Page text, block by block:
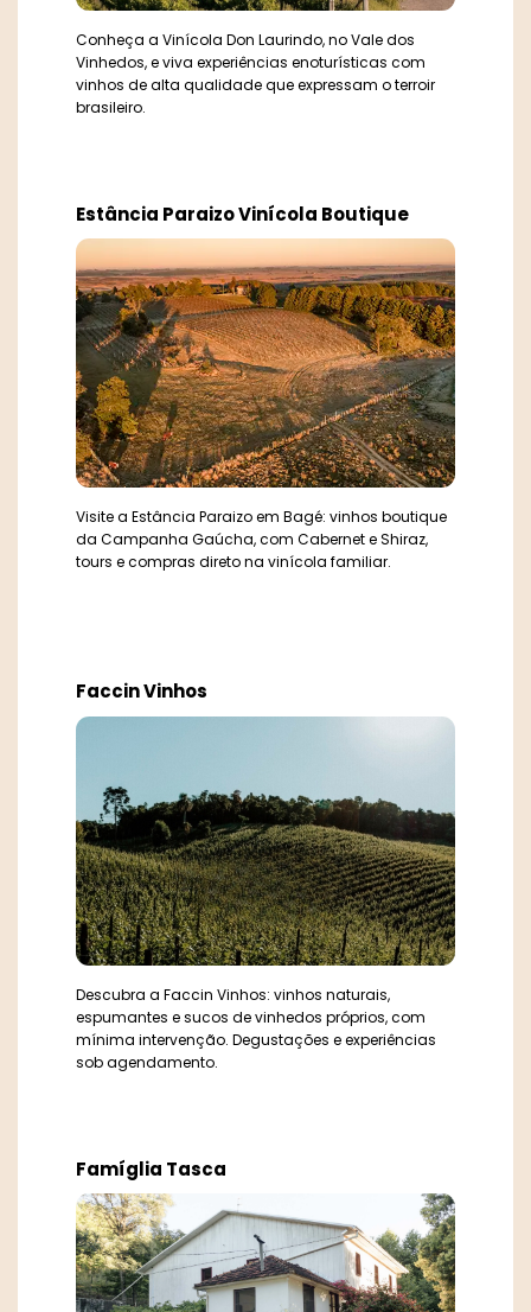
Conheça a Vinícola Don Laurindo, no Vale dos
Vinhedos, e viva experiências enoturísticas com
vinhos de alta qualidade que expressam o terroir
brasileiro.
Estância Paraizo Vinícola Boutique
Visite a Estância Paraizo em Bagé: vinhos boutique
da Campanha Gaúcha, com Cabernet e Shiraz,
tours e compras direto na vinícola familiar.
Faccin Vinhos
Descubra a Faccin Vinhos: vinhos naturais,
espumantes e sucos de vinhedos próprios, com
mínima intervenção. Degustações e experiências
sob agendamento.
Famíglia Tasca